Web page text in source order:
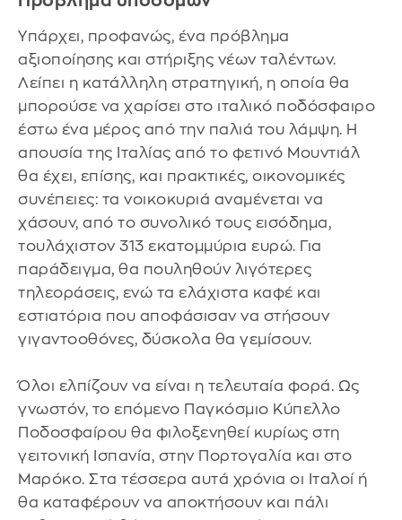
Υπάρχει, προφανώς, ένα πρόβλημα
αξιοποίησης και στήριξης νέων ταλέντων.
Λείπει η κατάλληλη στρατηγική, η οποία θα
μπορούσε να χαρίσει στο ιταλικό ποδόσφαιρο
έστω ένα μέρος από την παλιά του λάμψη. Η
απουσία της Ιταλίας από το φετινό Μουντιάλ
θα έχει, επίσης, και πρακτικές, οικονομικές
συνέπειες: τα νοικοκυριά αναμένεται να
χάσουν, από το συνολικό τους εισόδημα,
τουλάχιστον 313 εκατομμύρια ευρώ. Για
παράδειγμα, θα πουληθούν λιγότερες
τηλεοράσεις, ενώ τα ελάχιστα καφέ και
εστιατόρια που αποφάσισαν να στήσουν
γιγαντοοθόνες, δύσκολα θα γεμίσουν.
Όλοι ελπίζουν να είναι η τελευταία φορά. Ως
γνωστόν, το επόμενο Παγκόσμιο Κύπελλο
Ποδοσφαίρου θα φιλοξενηθεί κυρίως στη
γειτονική Ισπανία, στην Πορτογαλία και στο
Μαρόκο. Στα τέσσερα αυτά χρόνια οι Ιταλοί ή
θα καταφέρουν να αποκτήσουν και πάλι